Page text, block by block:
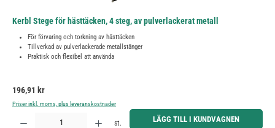
Kerbl Stege för hästtäcken, 4 steg, av pulverlackerat metall
För förvaring och torkning av hästtäcken
Tillverkad av pulverlackerade metallstänger
Praktisk och flexibel att använda
Ordinarie pris:
196,91 kr
Priser inkl. moms, plus leveranskostnader
Produktkvantitet: Ange önskat belopp eller använd knapparna för att öka eller minska kvantiteten.
st. LÄGG TILL I KUNDVAGNEN